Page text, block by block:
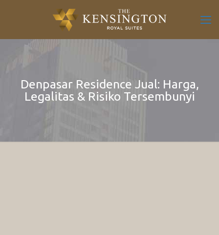
Denpasar Residence Jual: Harga,
Legalitas & Risiko Tersembunyi